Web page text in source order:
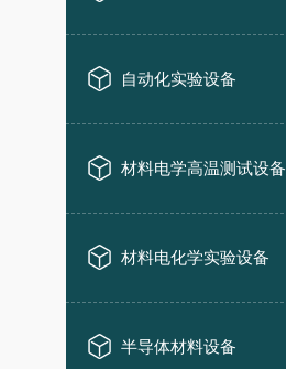
自动化实验设备
材料电学高温测试设备
材料电化学实验设备
半导体材料设备